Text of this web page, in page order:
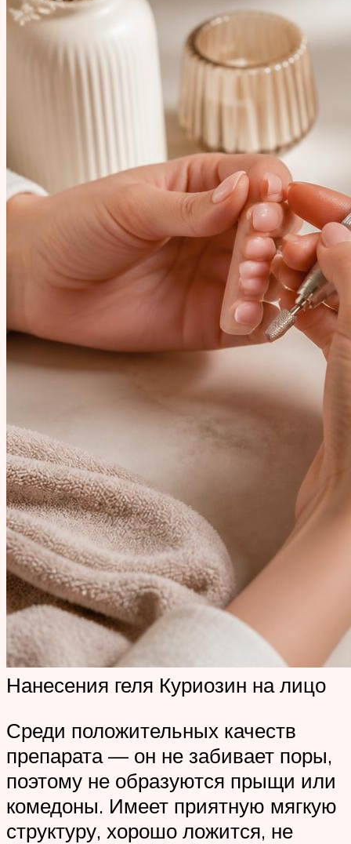
Нанесения геля Куриозин на лицо
Среди положительных качеств
препарата — он не забивает поры,
поэтому не образуются прыщи или
комедоны. Имеет приятную мягкую
структуру, хорошо ложится, не